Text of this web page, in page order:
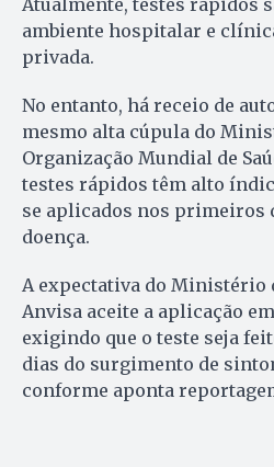
Atualmente, testes rápidos
ambiente hospitalar e
privada.
No entanto, há receio de
mesmo alta cúpula do
Organização Mundial de
testes rápidos têm alto
se aplicados nos primeiros
doença.
A expectativa do Ministério
Anvisa aceite a aplicação
exigindo que o teste seja
dias do surgimento de
conforme aponta